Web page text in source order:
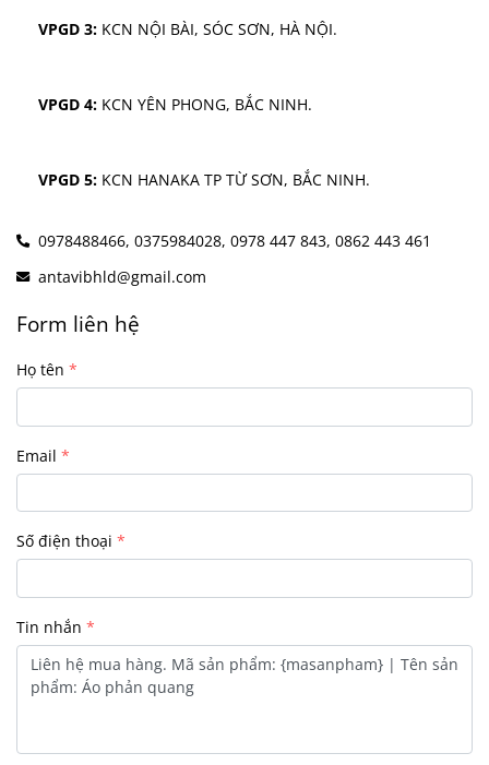
VPGD 3: KCN NỘI BÀI, SÓC SƠN, HÀ NỘI.
VPGD 4: KCN YÊN PHONG, BẮC NINH.
VPGD 5: KCN HANAKA TP TỪ SƠN, BẮC NINH.
0978488466, 0375984028, 0978 447 843, 0862 443 461
antavibhld@gmail.com
Form liên hệ
Họ tên
Email
Số điện thoại
Tin nhắn